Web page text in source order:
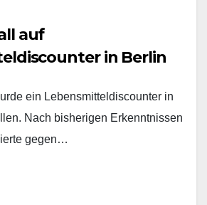
auf
in Berlin
ein Lebensmitteldiscounter in
Nach bisherigen Erkenntnissen
gegen…